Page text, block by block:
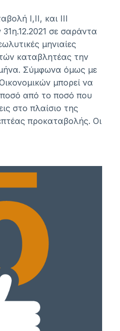
Ι,ΙΙ, και ΙΙΙ
31η.12.2021 σε σαράντα
μηνιαίες
καταβλητέας την
Σύμφωνα όμως με
μπορεί να
ποσό από το ποσό που
στο πλαίσιο της
προκαταβολής. Οι